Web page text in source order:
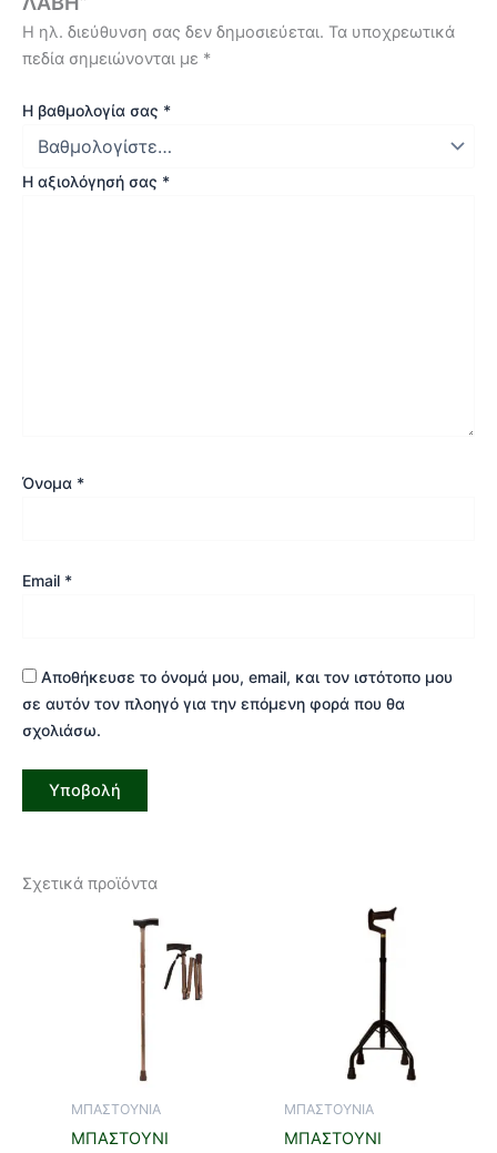
Η ηλ. διεύθυνση σας δεν δημοσιεύεται. Τα υποχρεωτικά
πεδία σημειώνονται με *
Η βαθμολογία σας *
Η αξιολόγησή σας *
Όνομα *
Email *
Αποθήκευσε το όνομά μου, email, και τον ιστότοπο μου
σε αυτόν τον πλοηγό για την επόμενη φορά που θα
σχολιάσω.
Σχετικά προϊόντα
ΜΠΑΣΤΟΥΝΙΑ
ΜΠΑΣΤΟΥΝΙ
ΜΠΑΣΤΟΥΝΙΑ
ΜΠΑΣΤΟΥΝΙ